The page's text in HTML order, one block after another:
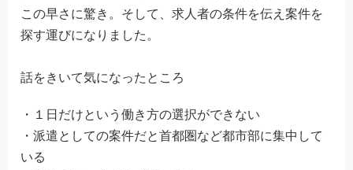
この早さに驚き。そして、求人者の条件を伝え案件を
探す運びになりました。
話をきいて気になったところ
・１日だけという働き方の選択ができない
・派遣としての案件だと首都圏など都市部に集中して
いる